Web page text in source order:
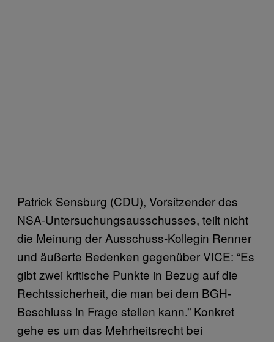
Patrick Sensburg (CDU), Vorsitzender des
NSA-Untersuchungsausschusses, teilt nicht
die Meinung der Ausschuss-Kollegin Renner
und äußerte Bedenken gegenüber VICE: “Es
gibt zwei kritische Punkte in Bezug auf die
Rechtssicherheit, die man bei dem BGH-
Beschluss in Frage stellen kann.” Konkret
gehe es um das Mehrheitsrecht bei